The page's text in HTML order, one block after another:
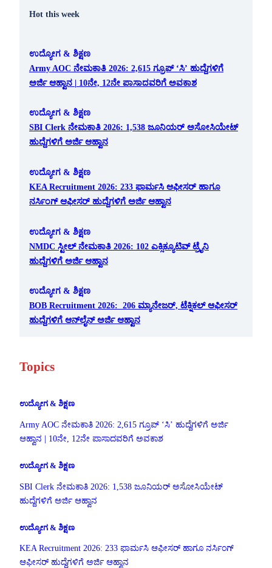
Hot this week
ಉದ್ಯೋಗ & ಶಿಕ್ಷಣ
Army AOC ನೇಮಕಾತಿ 2026: 2,615 ಗ್ರೂಪ್ ‘ಸಿ’ ಹುದ್ದೆಗಳಿಗೆ
ಅರ್ಜಿ ಆಹ್ವಾನ | 10ನೇ, 12ನೇ ಪಾಸಾದವರಿಗೆ ಅವಕಾಶ
ಉದ್ಯೋಗ & ಶಿಕ್ಷಣ
SBI Clerk ನೇಮಕಾತಿ 2026: 1,538 ಜೂನಿಯರ್ ಅಸೋಸಿಯೇಟ್
ಹುದ್ದೆಗಳಿಗೆ ಅರ್ಜಿ ಆಹ್ವಾನ
ಉದ್ಯೋಗ & ಶಿಕ್ಷಣ
KEA Recruitment 2026: 233 ಫಾರ್ಮಸಿ ಆಫೀಸರ್ ಹಾಗೂ
ನರ್ಸಿಂಗ್ ಆಫೀಸರ್ ಹುದ್ದೆಗಳಿಗೆ ಅರ್ಜಿ ಆಹ್ವಾನ
ಉದ್ಯೋಗ & ಶಿಕ್ಷಣ
NMDC ಸ್ಟೀಲ್ ನೇಮಕಾತಿ 2026: 102 ಎಕ್ಸಿಕ್ಯೂಟಿವ್ ಟ್ರೈನಿ
ಹುದ್ದೆಗಳಿಗೆ ಅರ್ಜಿ ಆಹ್ವಾನ
ಉದ್ಯೋಗ & ಶಿಕ್ಷಣ
BOB Recruitment 2026: 206 ಮ್ಯಾನೇಜರ್, ಟೆಕ್ನಿಕಲ್ ಆಫೀಸರ್
ಹುದ್ದೆಗಳಿಗೆ ಆನ್‌ಲೈನ್ ಅರ್ಜಿ ಆಹ್ವಾನ
Topics
ಉದ್ಯೋಗ & ಶಿಕ್ಷಣ
Army AOC ನೇಮಕಾತಿ 2026: 2,615 ಗ್ರೂಪ್ ‘ಸಿ’ ಹುದ್ದೆಗಳಿಗೆ ಅರ್ಜಿ
ಆಹ್ವಾನ | 10ನೇ, 12ನೇ ಪಾಸಾದವರಿಗೆ ಅವಕಾಶ
ಉದ್ಯೋಗ & ಶಿಕ್ಷಣ
SBI Clerk ನೇಮಕಾತಿ 2026: 1,538 ಜೂನಿಯರ್ ಅಸೋಸಿಯೇಟ್
ಹುದ್ದೆಗಳಿಗೆ ಅರ್ಜಿ ಆಹ್ವಾನ
ಉದ್ಯೋಗ & ಶಿಕ್ಷಣ
KEA Recruitment 2026: 233 ಫಾರ್ಮಸಿ ಆಫೀಸರ್ ಹಾಗೂ ನರ್ಸಿಂಗ್
ಆಫೀಸರ್ ಹುದ್ದೆಗಳಿಗೆ ಅರ್ಜಿ ಆಹ್ವಾನ